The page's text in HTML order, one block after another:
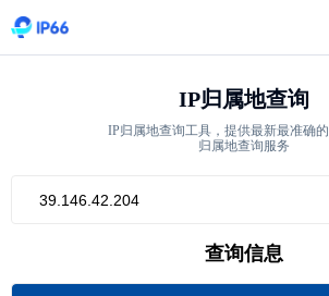
IP归属地查询
IP归属地查询工具，提供最新最准确
归属地查询服务
查询信息